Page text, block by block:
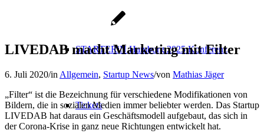
STARTERiN Hamburg 2025 Konferenz
Tickets
LIVEDAB macht Marketing mit Filter
6. Juli 2020/in Allgemein, Startup News/von Mathias Jäger
„Filter“ ist die Bezeichnung für verschiedene Modifikationen von
Bildern, die in sozialen Medien immer beliebter werden. Das Startup
LIVEDAB hat daraus ein Geschäftsmodell aufgebaut, das sich in
der Corona-Krise in ganz neue Richtungen entwickelt hat.